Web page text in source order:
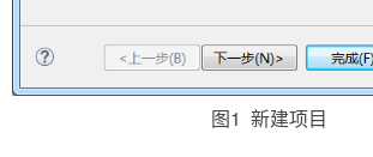
图1 新建项目